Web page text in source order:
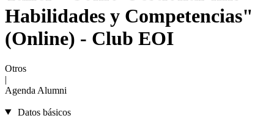
Habilidades y Competencias"
(Online) - Club EOI
Otros
|
Agenda Alumni
Datos básicos